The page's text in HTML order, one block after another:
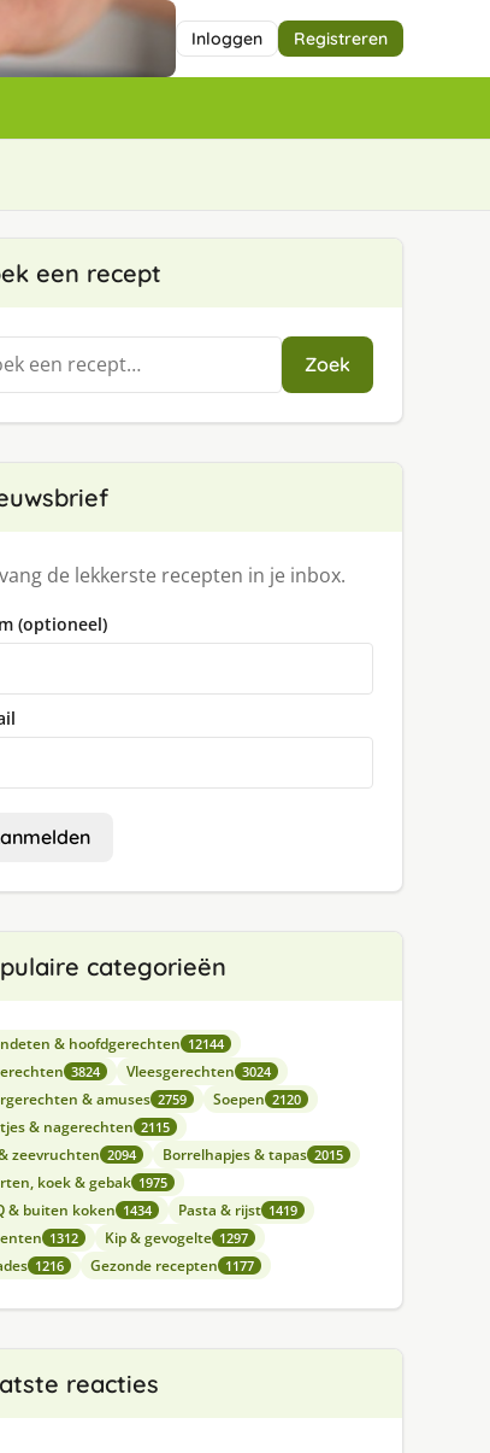
Inloggen Registreren
een recept
Zoek
de lekkerste recepten in je inbox.
(optioneel)
categorieën
& hoofdgerechten 12144
3824 Vleesgerechten 3024
& amuses 2759 Soepen 2120
& nagerechten 2115
zeevruchten 2094 Borrelhapjes & tapas 2015
koek & gebak 1975
& buiten koken 1434 Pasta & rijst 1419
1312 Kip & gevogelte 1297
1216 Gezonde recepten 1177
reacties